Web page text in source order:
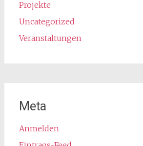
Projekte
Uncategorized
Veranstaltungen
Meta
Anmelden